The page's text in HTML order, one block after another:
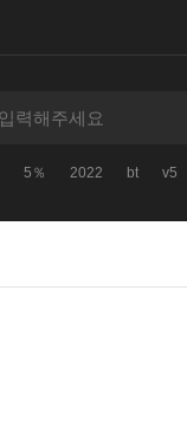
5％ 2022 bt v5